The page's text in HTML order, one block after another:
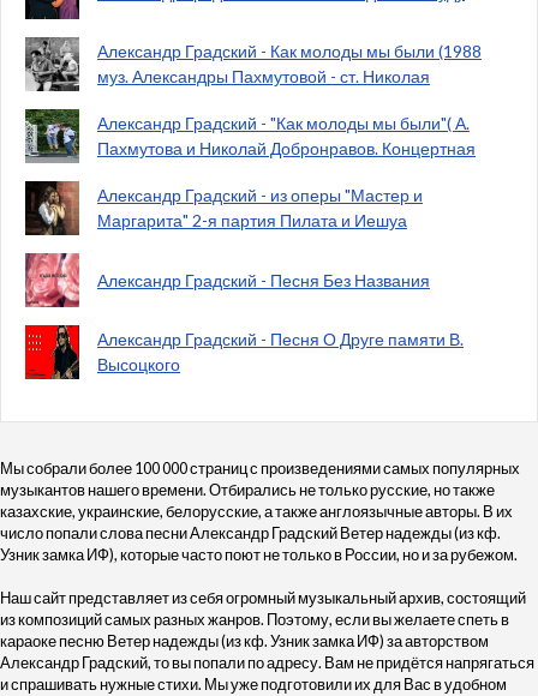
Александр Градский - Как молоды мы были (1988
муз. Александры Пахмутовой - ст. Николая
Александр Градский - "Как молоды мы были"( А.
Пахмутова и Николай Добронравов. Концертная
Александр Градский - из оперы "Мастер и
Маргарита" 2-я партия Пилата и Иешуа
Александр Градский - Песня Без Названия
Александр Градский - Песня О Друге памяти В.
Высоцкого
Мы собрали более 100 000 страниц с произведениями самых популярных
музыкантов нашего времени. Отбирались не только русские, но также
казахские, украинские, белорусские, а также англоязычные авторы. В их
число попали слова песни Александр Градский Ветер надежды (из кф.
Узник замка ИФ), которые часто поют не только в России, но и за рубежом.
Наш сайт представляет из себя огромный музыкальный архив, состоящий
из композиций самых разных жанров. Поэтому, если вы желаете спеть в
караоке песню Ветер надежды (из кф. Узник замка ИФ) за авторством
Александр Градский, то вы попали по адресу. Вам не придётся напрягаться
и спрашивать нужные стихи. Мы уже подготовили их для Вас в удобном